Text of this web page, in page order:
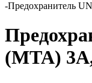
-Предохранитель
(MTA)